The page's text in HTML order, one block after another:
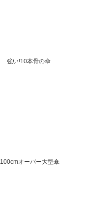
強い!10本骨の傘
100cmオーバー大型傘